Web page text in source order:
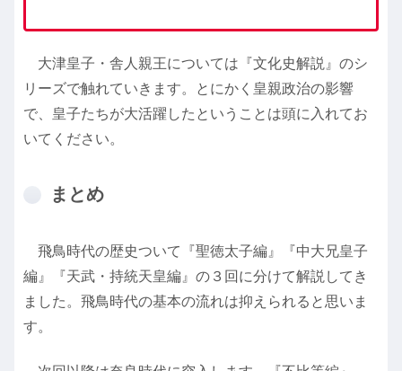
大津皇子・舎人親王については『文化史解説』のシ
リーズで触れていきます。とにかく皇親政治の影響
で、皇子たちが大活躍したということは頭に入れてお
いてください。
まとめ
飛鳥時代の歴史ついて『聖徳太子編』『中大兄皇子
編』『天武・持統天皇編』の３回に分けて解説してき
ました。飛鳥時代の基本の流れは抑えられると思いま
す。